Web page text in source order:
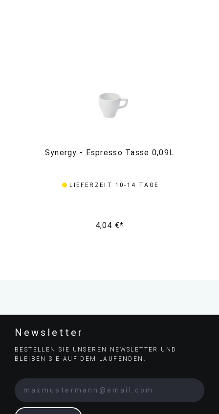
Synergy - Espresso Tasse 0,09L
LIEFERZEIT 10-14 TAGE
4,04 €*
Newsletter
BESTELLEN SIE UNSEREN NEWSLETTER UND
BLEIBEN SIE AUF DEM LAUFENDEN.